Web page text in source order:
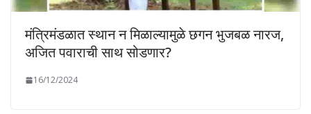
मंत्रिमंडळात स्थान न मिळाल्यामुळे छगन भुजबळ नारज,
अजित पवाराची साथ सोडणार?
16/12/2024